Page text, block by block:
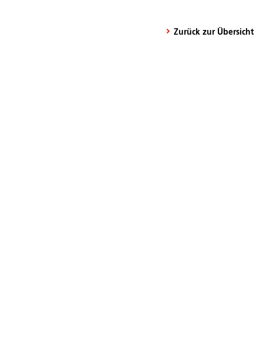
Zurück zur Übersicht